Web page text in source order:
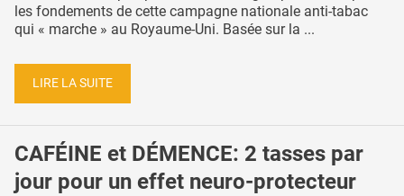
les fondements de cette campagne nationale anti-tabac
qui « marche » au Royaume-Uni. Basée sur la ...
LIRE LA SUITE
CAFÉINE et DÉMENCE: 2 tasses par
jour pour un effet neuro-protecteur